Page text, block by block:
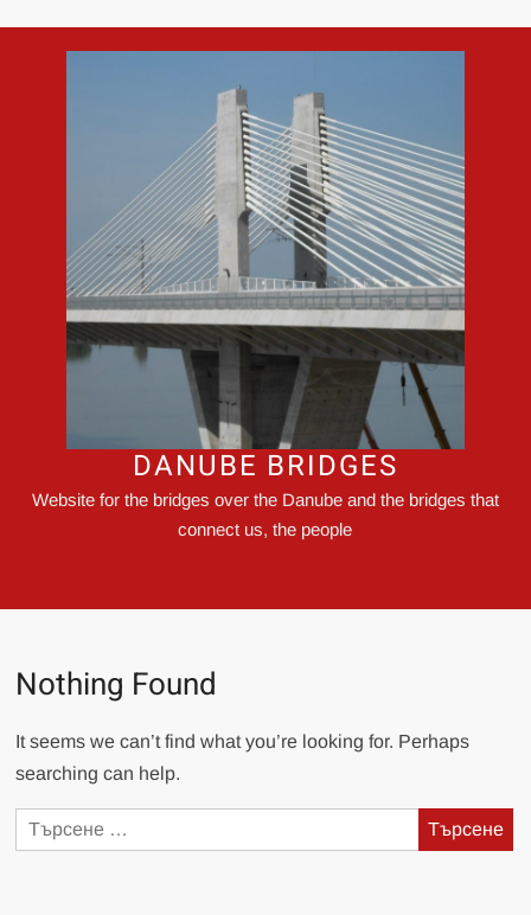
DANUBE BRIDGES
Website for the bridges over the Danube and the bridges that
connect us, the people
Nothing Found
It seems we can’t find what you’re looking for. Perhaps
searching can help.
Търсене
за: